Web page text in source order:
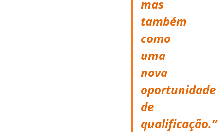
mas
também
como
uma
nova
oportunidade
de
qualificação.”